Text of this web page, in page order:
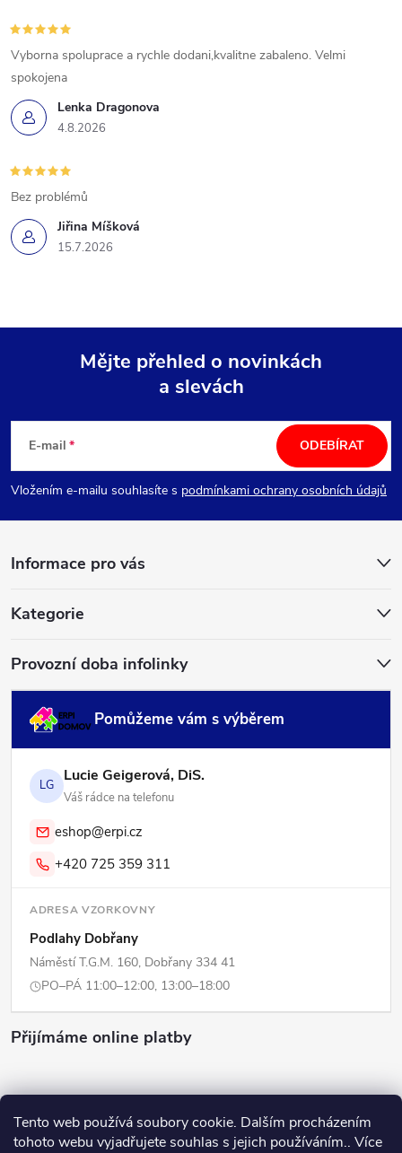
Tento web používá soubory cookie. Dalším procházením
tohoto webu vyjadřujete souhlas s jejich používáním.. Více
Lenka Dragonova
4.8.2026
Vyborna spoluprace a rychle dodani,kvalitne zabaleno. Velmi
spokojena
Jiřina Míšková
15.7.2026
Bez problémů
p
a
Mějte přehled o novinkách
a slevách
E-mail
Vložením e-mailu souhlasíte s podmínkami ochrany osobních údajů
ODEBÍRAT
Informace pro vás
Kategorie
Provozní doba infolinky
Pomůžeme vám s výběrem
LG Lucie Geigerová, DiS.
Váš rádce na telefonu
eshop@erpi.cz
+420 725 359 311
ADRESA VZORKOVNY
Podlahy Dobřany
Náměstí T.G.M. 160, Dobřany 334 41
PO–PÁ 11:00–12:00, 13:00–18:00
Přijímáme online platby
Copyright 2026ERPI - Domov. Všechna práva vyhrazena.Upravit